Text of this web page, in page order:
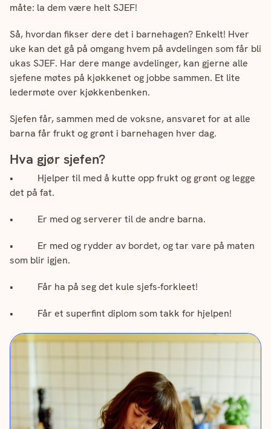
måte: la dem være helt SJEF!
Så, hvordan fikser dere det i barnehagen? Enkelt! Hver
uke kan det gå på omgang hvem på avdelingen som får bli
ukas SJEF. Har dere mange avdelinger, kan gjerne alle
sjefene møtes på kjøkkenet og jobbe sammen. Et lite
ledermøte over kjøkkenbenken.
Sjefen får, sammen med de voksne, ansvaret for at alle
barna får frukt og grønt i barnehagen hver dag.
Hva gjør sjefen?
• Hjelper til med å kutte opp frukt og grønt og legge
det på fat.
• Er med og serverer til de andre barna.
• Er med og rydder av bordet, og tar vare på maten
som blir igjen.
• Får ha på seg det kule sjefs-forkleet!
• Får et superfint diplom som takk for hjelpen!